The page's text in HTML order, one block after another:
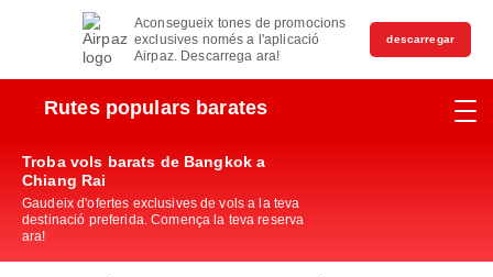
Aconsegueix tones de promocions
exclusives només a l'aplicació
Airpaz. Descarrega ara!
descarregar
Rutes populars barates
Troba vols barats de Bangkok a
Chiang Rai
Gaudeix d'ofertes exclusives de vols a la teva
destinació preferida. Comença la teva reserva
ara!